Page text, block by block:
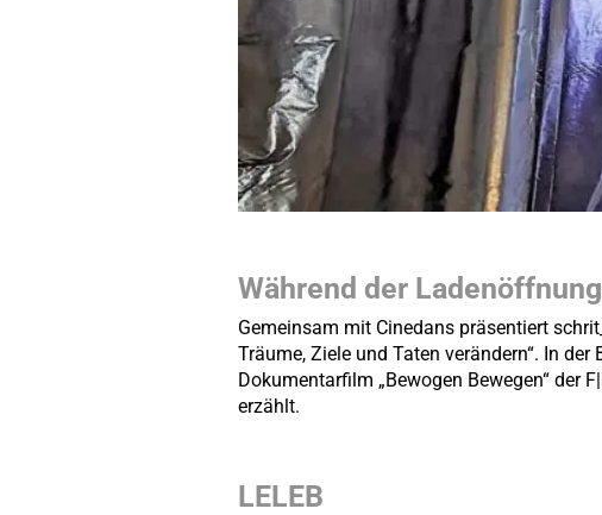
Während der
Gemeinsam mit Cinedans präsentiert
Träume, Ziele und Taten verändern“. In
Dokumentarfilm „Bewogen Bewegen“ der
erzählt.
LELEB